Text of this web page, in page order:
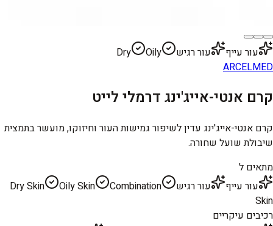
עור עייף עור רגיש Dry
Oily
ARCELMED
קרם אנטי-אייג'ינג דרמלי לייט
קרם אנטי-אייג'ינג עדין לשיפור גמישות העור וחיזוקו, מועשר בתמצית
שיבולת שועל שחורה.
מתאים ל
עור עייף
עור רגיש Dry Skin Oily Skin
Combination
Skin
רכיבים עיקריים